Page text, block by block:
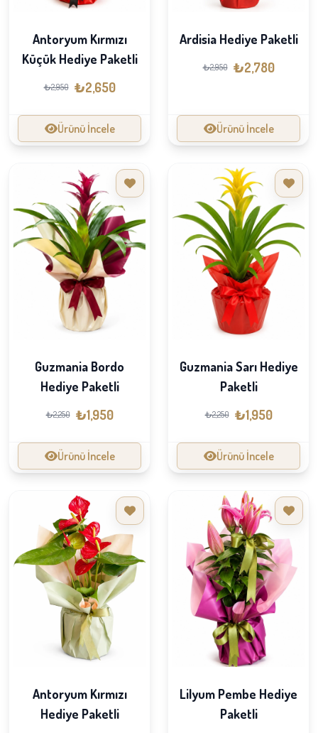
Antoryum Kırmızı
Küçük Hediye Paketli
₺2,950 ₺2,650
Ürünü İncele
Ardisia Hediye Paketli
₺2,950 ₺2,780
Ürünü İncele
Guzmania Bordo
Hediye Paketli
₺2,250 ₺1,950
Ürünü İncele
Guzmania Sarı Hediye
Paketli
₺2,250 ₺1,950
Ürünü İncele
Antoryum Kırmızı
Hediye Paketli
Lilyum Pembe Hediye
Paketli